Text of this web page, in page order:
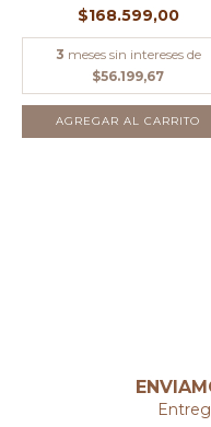
$168.599,00
3 meses sin intereses de
$56.199,67